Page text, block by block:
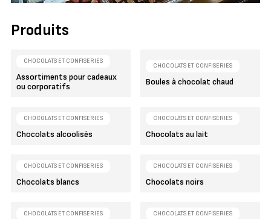
Produits
CHOCOLATS ET CONFISERIES
Assortiments pour cadeaux
ou corporatifs
CHOCOLATS ET CONFISERIES
Boules à chocolat chaud
CHOCOLATS ET CONFISERIES
Chocolats alcoolisés
CHOCOLATS ET CONFISERIES
Chocolats au lait
CHOCOLATS ET CONFISERIES
Chocolats blancs
CHOCOLATS ET CONFISERIES
Chocolats noirs
CHOCOLATS ET CONFISERIES CHOCOLATS ET CONFISERIES